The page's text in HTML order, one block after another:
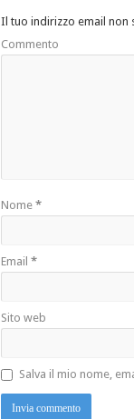
Il tuo indirizzo email non
Commento
Nome *
Email *
Sito web
Salva il mio nome,